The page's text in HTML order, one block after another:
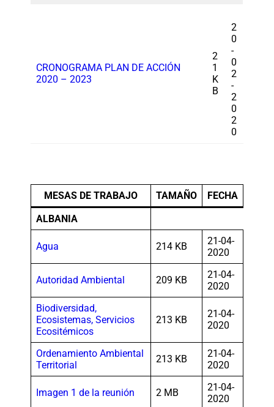
CRONOGRAMA PLAN DE ACCIÓN
2020 – 2023
2
1
K
B
2
0
-
0
2
-
2
0
2
0
MESAS DE TRABAJO TAMAÑO
FECHA
ALBANIA
Agua 214 KB
21-04-
2020
Autoridad Ambiental 209 KB
21-04-
2020
Biodiversidad,
Ecosistemas, Servicios
Ecositémicos
213 KB
21-04-
2020
Ordenamiento Ambiental
Territorial
213 KB
21-04-
2020
Imagen 1 de la reunión 2 MB
21-04-
2020